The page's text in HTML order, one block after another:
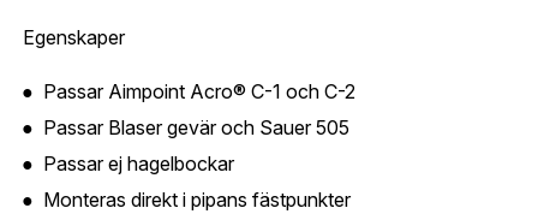
Egenskaper
Passar Aimpoint Acro® C-1 och C-2
Passar Blaser gevär och Sauer 505
Passar ej hagelbockar
Monteras direkt i pipans fästpunkter
E-post:
Verifiera e-post:*